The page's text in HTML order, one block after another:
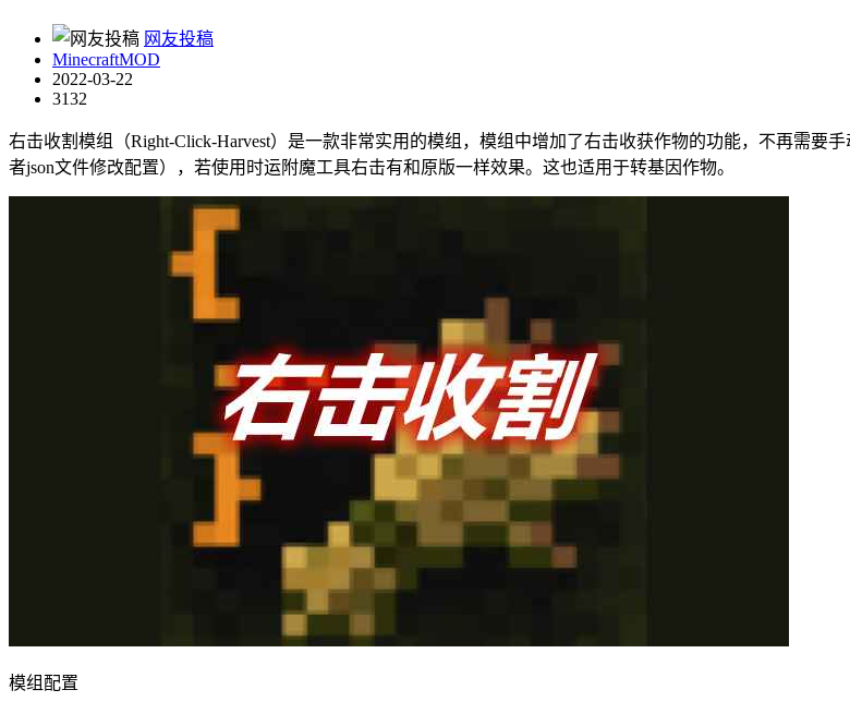
网友投稿
MinecraftMOD
2022-03-22
3132
右击收割模组（Right-Click-Harvest）是一款非常实用的模组，模组中增加了右击收获作物的功能，不再需要
者json文件修改配置），若使用时运附魔工具右击有和原版一样效果。这也适用于转基因作物。
模组配置